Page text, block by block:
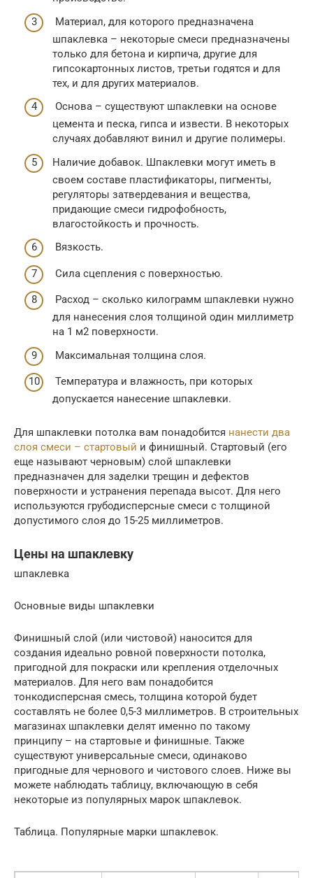
Материал, для которого предназначена
шпаклевка – некоторые смеси предназначены
только для бетона и кирпича, другие для
гипсокартонных листов, третьи годятся и для
тех, и для других материалов.
Основа – существуют шпаклевки на основе
цемента и песка, гипса и извести. В некоторых
случаях добавляют винил и другие полимеры.
Наличие добавок. Шпаклевки могут иметь в
своем составе пластификаторы, пигменты,
регуляторы затвердевания и вещества,
придающие смеси гидрофобность,
влагостойкость и прочность.
Вязкость.
Сила сцепления с поверхностью.
Расход – сколько килограмм шпаклевки нужно
для нанесения слоя толщиной один миллиметр
на 1 м2 поверхности.
Максимальная толщина слоя.
Температура и влажность, при которых
допускается нанесение шпаклевки.
Для шпаклевки потолка вам понадобится нанести два
слоя смеси – стартовый и финишный. Стартовый (его
еще называют черновым) слой шпаклевки
предназначен для заделки трещин и дефектов
поверхности и устранения перепада высот. Для него
используются грубодисперсные смеси с толщиной
допустимого слоя до 15-25 миллиметров.
Цены на шпаклевку
шпаклевка
Основные виды шпаклевки
Финишный слой (или чистовой) наносится для
создания идеально ровной поверхности потолка,
пригодной для покраски или крепления отделочных
материалов. Для него вам понадобится
тонкодисперсная смесь, толщина которой будет
составлять не более 0,5-3 миллиметров. В строительных
магазинах шпаклевки делят именно по такому
принципу – на стартовые и финишные. Также
существуют универсальные смеси, одинаково
пригодные для чернового и чистового слоев. Ниже вы
можете наблюдать таблицу, включающую в себя
некоторые из популярных марок шпаклевок.
Таблица. Популярные марки шпаклевок.